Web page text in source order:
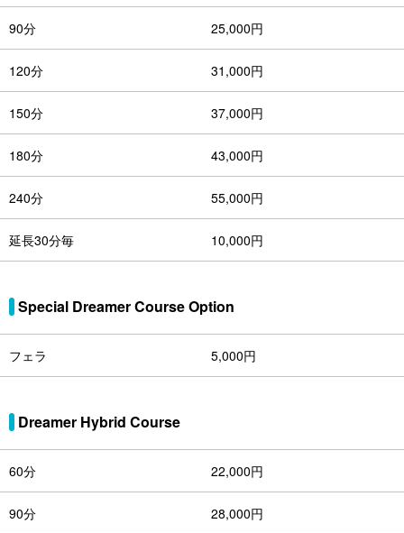
90分 25,000円
120分 31,000円
150分 37,000円
180分 43,000円
240分 55,000円
延長30分毎 10,000円
Special Dreamer Course Option
フェラ 5,000円
Dreamer Hybrid Course
60分 22,000円
90分 28,000円